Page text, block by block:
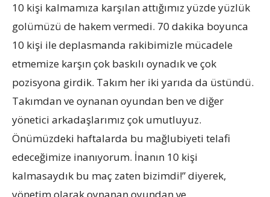
10 kişi kalmamıza karşılan attığımız yüzde yüzlük
golümüzü de hakem vermedi. 70 dakika boyunca
10 kişi ile deplasmanda rakibimizle mücadele
etmemize karşın çok baskılı oynadık ve çok
pozisyona girdik. Takım her iki yarıda da üstündü.
Takımdan ve oynanan oyundan ben ve diğer
yönetici arkadaşlarımız çok umutluyuz.
Önümüzdeki haftalarda bu mağlubiyeti telafi
edeceğimize inanıyorum. İnanın 10 kişi
kalmasaydık bu maç zaten bizimdi!” diyerek,